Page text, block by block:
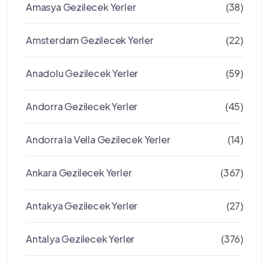
Amasya Gezilecek Yerler (38)
Amsterdam Gezilecek Yerler (22)
Anadolu Gezilecek Yerler (59)
Andorra Gezilecek Yerler (45)
Andorra la Vella Gezilecek Yerler (14)
Ankara Gezilecek Yerler (367)
Antakya Gezilecek Yerler (27)
Antalya Gezilecek Yerler (376)